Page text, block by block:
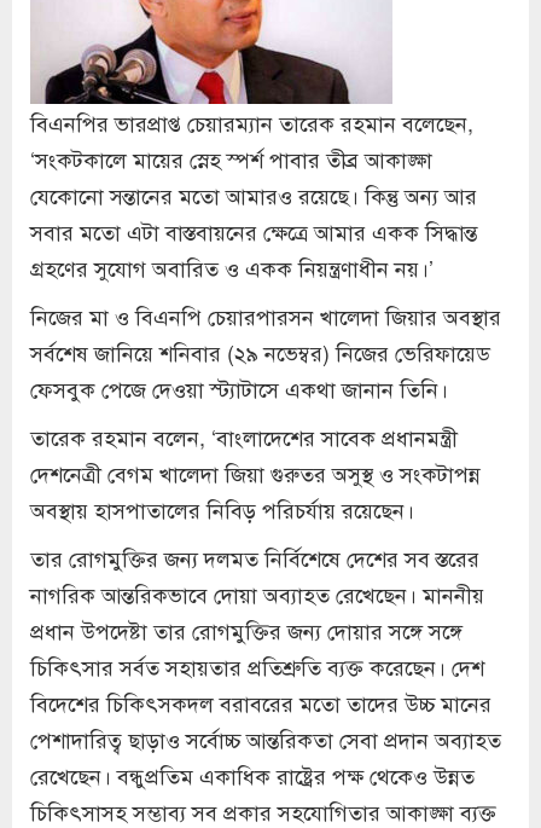
বিএনপির ভারপ্রাপ্ত চেয়ারম্যান তারেক রহমান বলেছেন,
‘সংকটকালে মায়ের স্নেহ স্পর্শ পাবার তীব্র আকাঙ্ক্ষা
যেকোনো সন্তানের মতো আমারও রয়েছে। কিন্তু অন্য আর
সবার মতো এটা বাস্তবায়নের ক্ষেত্রে আমার একক সিদ্ধান্ত
গ্রহণের সুযোগ অবারিত ও একক নিয়ন্ত্রণাধীন নয়।’
নিজের মা ও বিএনপি চেয়ারপারসন খালেদা জিয়ার অবস্থার
সর্বশেষ জানিয়ে শনিবার (২৯ নভেম্বর) নিজের ভেরিফায়েড
ফেসবুক পেজে দেওয়া স্ট্যাটাসে একথা জানান তিনি।
তারেক রহমান বলেন, ‘বাংলাদেশের সাবেক প্রধানমন্ত্রী
দেশনেত্রী বেগম খালেদা জিয়া গুরুতর অসুস্থ ও সংকটাপন্ন
অবস্থায় হাসপাতালের নিবিড় পরিচর্যায় রয়েছেন।
তার রোগমুক্তির জন্য দলমত নির্বিশেষে দেশের সব স্তরের
নাগরিক আন্তরিকভাবে দোয়া অব্যাহত রেখেছেন। মাননীয়
প্রধান উপদেষ্টা তার রোগমুক্তির জন্য দোয়ার সঙ্গে সঙ্গে
চিকিৎসার সর্বত সহায়তার প্রতিশ্রুতি ব্যক্ত করেছেন। দেশ
বিদেশের চিকিৎসকদল বরাবরের মতো তাদের উচ্চ মানের
পেশাদারিত্ব ছাড়াও সর্বোচ্চ আন্তরিকতা সেবা প্রদান অব্যাহত
রেখেছেন। বন্ধুপ্রতিম একাধিক রাষ্ট্রের পক্ষ থেকেও উন্নত
চিকিৎসাসহ সম্ভাব্য সব প্রকার সহযোগিতার আকাঙ্ক্ষা ব্যক্ত